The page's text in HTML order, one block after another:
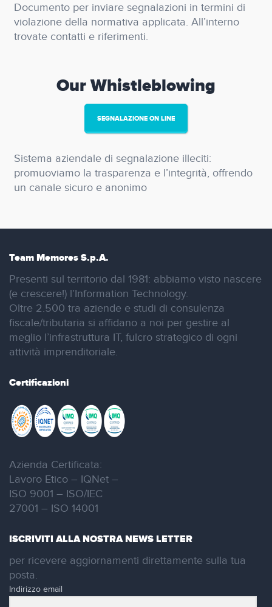
Documento per inviare segnalazioni in termini di
violazione della normativa applicata. All’interno
trovate contatti e riferimenti.
Our Whistleblowing
SEGNALAZIONE ON LINE
Sistema aziendale di segnalazione illeciti:
promuoviamo la trasparenza e l’integrità, offrendo
un canale sicuro e anonimo
Team Memores S.p.A.
Presenti sul territorio dal 1981: abbiamo visto nascere
(e crescere!) l’Information Technology.
Oltre 2.500 tra aziende e studi di consulenza
fiscale/tributaria si affidano a noi per gestire al
meglio l’infrastruttura IT, fulcro strategico di ogni
attività imprenditoriale.
Certificazioni
Azienda Certificata:
Lavoro Etico – IQNet –
ISO 9001 – ISO/IEC
27001 – ISO 14001
ISCRIVITI ALLA NOSTRA NEWS LETTER
per ricevere aggiornamenti direttamente sulla tua
posta.
Indirizzo email